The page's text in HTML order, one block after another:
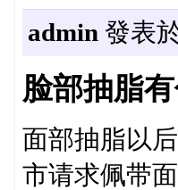
admin 發表
脸部抽脂
面部抽脂以
市请求佩带